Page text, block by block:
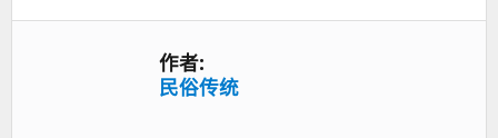
作者:
民俗传统